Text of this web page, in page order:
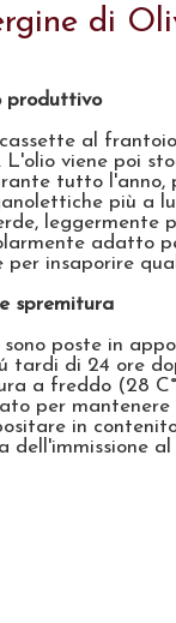
di
produttivo
al
viene poi
tutto l'anno,
più a
leggermente
adatto
insaporire
spremitura
poste in
tardi di 24 ore
a freddo (28
per
in
al